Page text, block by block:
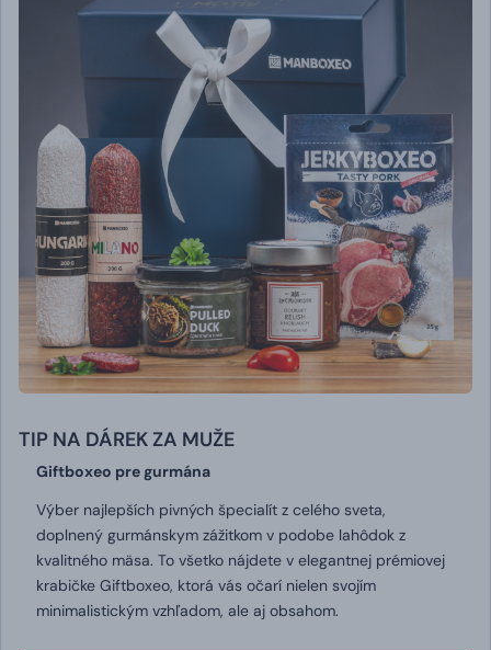
TIP NA DÁREK ZA MUŽE
Giftboxeo pre gurmána
Výber najlepších pivných špecialít z celého sveta,
doplnený gurmánskym zážitkom v podobe lahôdok z
kvalitného mäsa. To všetko nájdete v elegantnej prémiovej
krabičke Giftboxeo, ktorá vás očarí nielen svojím
minimalistickým vzhľadom, ale aj obsahom.